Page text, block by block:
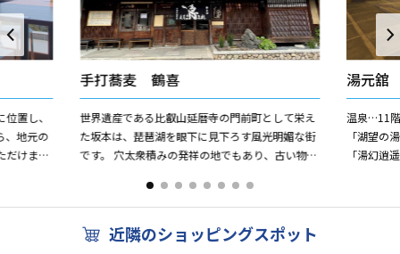
置し、
、地元の
だけま
手打蕎麦 鶴喜
世界遺産である比叡山延暦寺の門前町として栄え
た坂本は、琵琶湖を眼下に見下ろす風光明媚な街
です。 穴太衆積みの発祥の地でもあり、古い物で
の風情を醸し出して...
湯元舘
温泉…11
「湖望の
「湯幻逍
近隣のショッピングスポット